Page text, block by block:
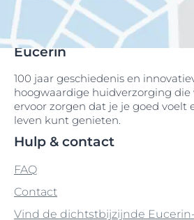
Eucerin
100 jaar geschiedenis en
hoogwaardige huidverzorging die
ervoor zorgen dat je je goed voelt
leven kunt genieten.
Hulp & contact
FAQ
Contact
Vind de dichtstbijzijnde